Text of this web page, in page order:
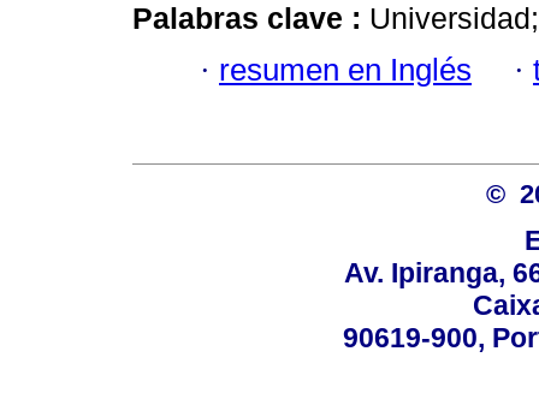
Palabras clave :
· resumen en Inglés ·
©
Av. Ipiranga,
90619-900,